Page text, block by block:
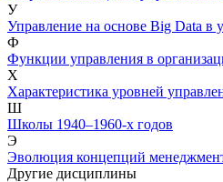
У
Управление на основе Big Data в
Ф
Функции управления в
Х
Характеристика уровней
Ш
Школы 1940–1960-х годов
Э
Эволюция концепций
Другие дисциплины